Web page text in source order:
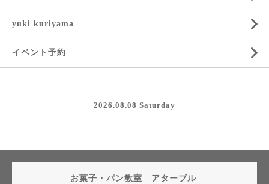
yuki kuriyama
イベント予約
2026.08.08 Saturday
お菓子・パン教室 アターブル